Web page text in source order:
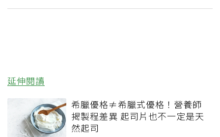
延伸閱讀
希臘優格≠希臘式優格！營養師
揭製程差異 起司片也不一定是天
然起司